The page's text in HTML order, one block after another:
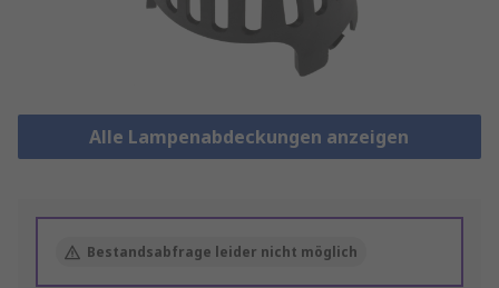
Alle Lampenabdeckungen anzeigen
Bestandsabfrage leider nicht möglich